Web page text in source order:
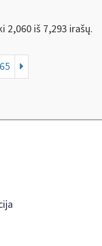
2,060 iš 7,293 irašų.